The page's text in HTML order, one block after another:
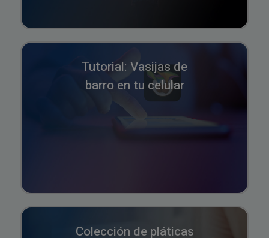
Tutorial: Vasijas de
barro en tu celular
Colección de pláticas